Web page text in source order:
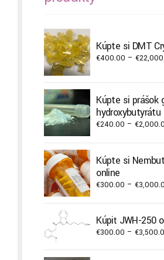
Kúpte si DMT
€400.00 – €
Kúpte si prášok
hydroxybutyrátu
€240.00 – €
Kúpte si
online
€300.00 – €
Kúpiť JWH-250
€300.00 – €